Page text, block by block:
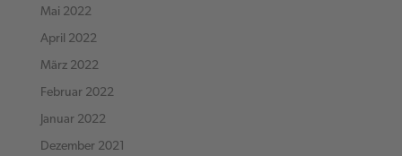
Mai 2022
April 2022
März 2022
Februar 2022
Januar 2022
Dezember 2021